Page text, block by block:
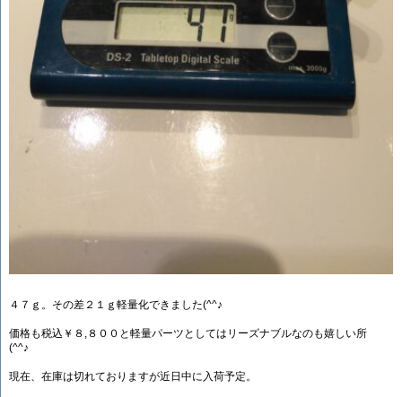
４７ｇ。その差２１ｇ軽量化できました(^^♪
価格も税込￥８,８００と軽量パーツとしてはリーズナブルなのも嬉しい所
(^^♪
現在、在庫は切れておりますが近日中に入荷予定。